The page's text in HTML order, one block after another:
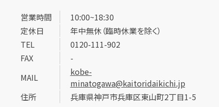
営業時間
10:00~18:30
定休日
年中無休（臨時休業を除く）
TEL
0120-111-902
FAX
-
MAIL
kobe-
minatogawa@kaitoridaikichi.jp
住所
兵庫県神戸市兵庫区東山町2丁目1-5